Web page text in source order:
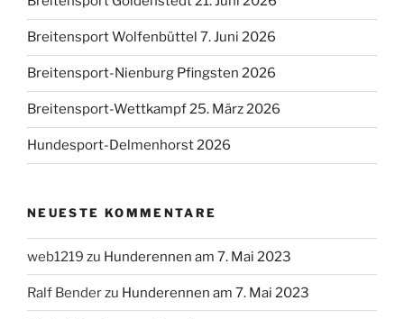
Breitensport Wolfenbüttel 7. Juni 2026
Breitensport-Nienburg Pfingsten 2026
Breitensport-Wettkampf 25. März 2026
Hundesport-Delmenhorst 2026
NEUESTE KOMMENTARE
web1219 zu Hunderennen am 7. Mai 2023
Ralf Benderzu Hunderennen am 7. Mai 2023